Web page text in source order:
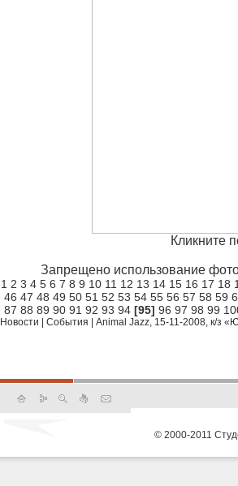
Кликните
Запрещено использование
1 2 3 4 5 6 7 8 9 10 11 12 13 14 15 16 17 18
46 47 48 49 50 51 52 53 54 55 56 57 58 59
87 88 89 90 91 92 93 94 [95] 96 97 98 99
Новости События Animal Jazz, 15-11-2008, к/з
© 2000-2011